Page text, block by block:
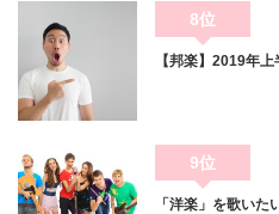
8位
【邦楽】2019年
9位
「洋楽」を歌い